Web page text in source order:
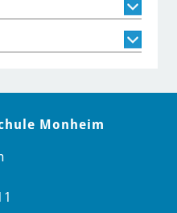
Monheim